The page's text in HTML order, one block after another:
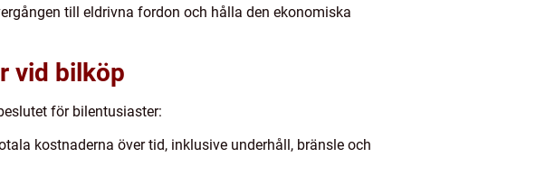
till eldrivna fordon och hålla den ekonomiska
vid bilköp
för bilentusiaster:
kostnaderna över tid, inklusive underhåll, bränsle och